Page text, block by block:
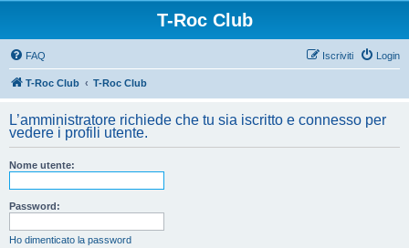
T-Roc Club
FAQ Login
Iscriviti
T-Roc Club T-Roc Club
L’amministratore richiede che tu sia iscritto e connesso per
vedere i profili utente.
Nome utente:
Password:
Ho dimenticato la password